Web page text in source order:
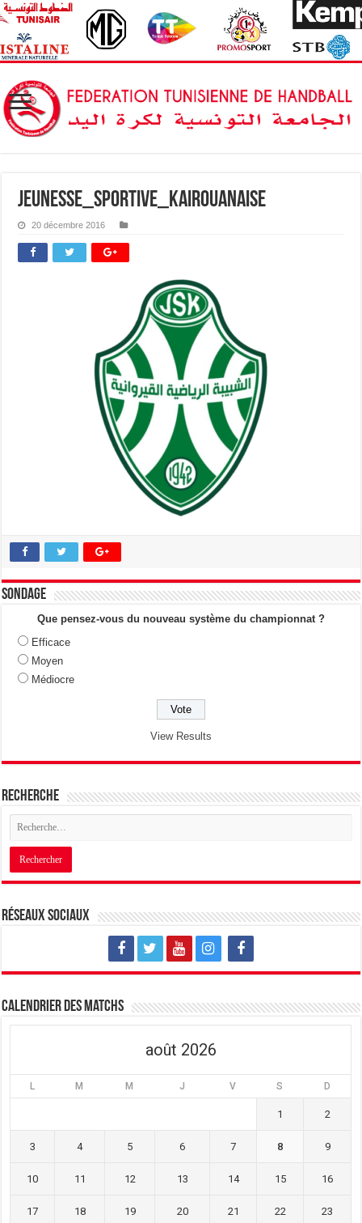
Jeunesse_sportive_kairouanaise
20 décembre 2016
Sondage
Que pensez-vous du nouveau système du championnat ?
Efficace
Moyen
Médiocre
View Results
Recherche
Réseaux sociaux
Calendrier des matchs
août 2026
L M M J V S D
1 2
3 4 5 6 7 8 9
10 11 12 13 14 15 16
17 18 19 20 21 22 23